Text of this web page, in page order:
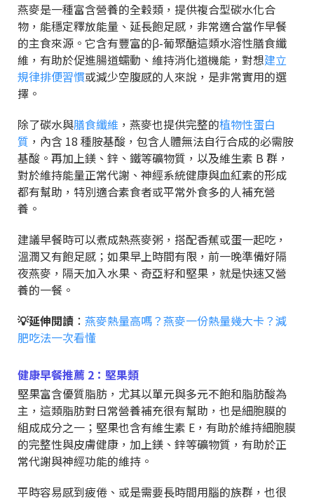
燕麥是一種富含營養的全穀類，提供複合型碳水化合
物，能穩定釋放能量、延長飽足感，非常適合當作早餐
的主食來源。它含有豐富的β-葡聚醣這類水溶性膳食纖
維，有助於促進腸道蠕動、維持消化道機能，對想建立
規律排便習慣或減少空腹感的人來說，是非常實用的選
擇。
除了碳水與膳食纖維 ，燕麥也提供完整的植物性蛋白
質 ，內含 18 種胺基酸，包含人體無法自行合成的必需胺
基酸。再加上鎂、鋅、鐵等礦物質，以及維生素 B 群，
對於維持能量正常代謝、神經系統健康與血紅素的形成
都有幫助，特別適合素食者或平常外食多的人補充營
養。
建議早餐時可以煮成熱燕麥粥，搭配香蕉或蛋一起吃，
溫潤又有飽足感；如果早上時間有限，前一晚準備好隔
夜燕麥，隔天加入水果、奇亞籽和堅果，就是快速又營
養的一餐。
💡延伸閱讀 ： 燕麥熱量高嗎？燕麥一份熱量幾大卡？減
肥吃法一次看懂
健康早餐推薦 2：堅果類
堅果富含優質脂肪，尤其以單元與多元不飽和脂肪酸為
主，這類脂肪對日常營養補充很有幫助，也是細胞膜的
組成成分之一；堅果也含有維生素 E，有助於維持細胞膜
的完整性與皮膚健康，加上鎂、鋅等礦物質，有助於正
常代謝與神經功能的維持。
平時容易感到疲倦、或是需要長時間用腦的族群，也很